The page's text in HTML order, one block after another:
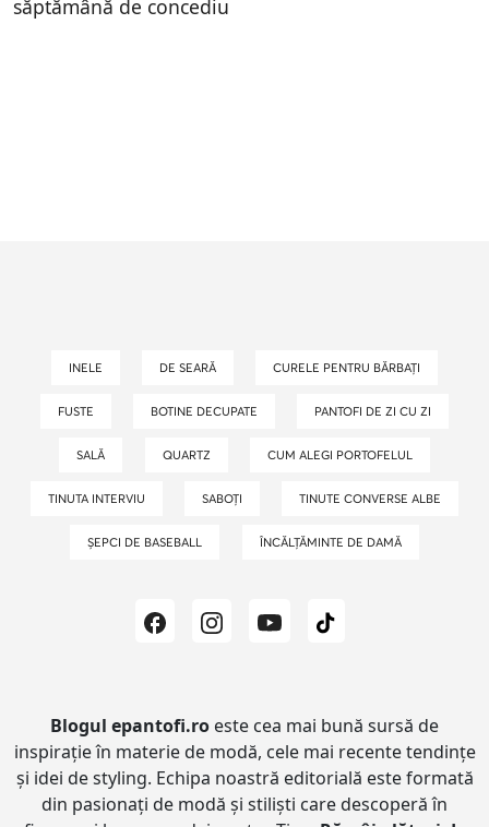
săptămână de concediu
INELE DE SEARĂ CURELE PENTRU BĂRBAȚI
FUSTE BOTINE DECUPATE PANTOFI DE ZI CU ZI
SALĂ QUARTZ CUM ALEGI PORTOFELUL
TINUTA INTERVIU SABOȚI TINUTE CONVERSE ALBE
ȘEPCI DE BASEBALL ÎNCĂLȚĂMINTE DE DAMĂ
Blogul epantofi.ro este cea mai bună sursă de
inspirație în materie de modă, cele mai recente tendințe
și idei de styling. Echipa noastră editorială este formată
din pasionați de modă și stiliști care descoperă în